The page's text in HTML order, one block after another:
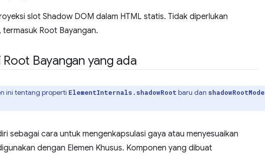
slot Shadow DOM dalam HTML statis. Tidak diperlukan
Root Bayangan.
Bayangan yang ada
ini tentang properti ElementInternals.shadowRoot baru dan shadowRootMode
sebagai cara untuk mengenkapsulasi gaya atau menyesuaikan
dengan Elemen Khusus. Komponen yang dibuat